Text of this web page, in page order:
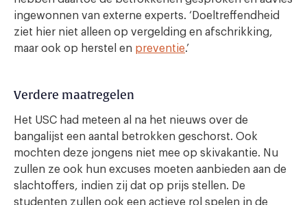
ingewonnen van externe experts. ‘Doeltreffendheid
ziet hier niet alleen op vergelding en afschrikking,
maar ook op herstel en preventie.’
Verdere maatregelen
Het USC had meteen al na het nieuws over de
bangalijst een aantal betrokken geschorst. Ook
mochten deze jongens niet mee op skivakantie. Nu
zullen ze ook hun excuses moeten aanbieden aan de
slachtoffers, indien zij dat op prijs stellen. De
studenten zullen ook een actieve rol spelen in de